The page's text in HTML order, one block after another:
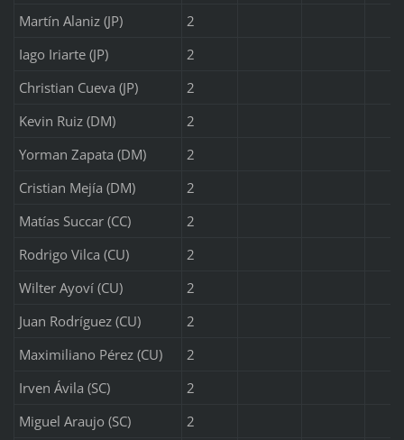
Martín Alaniz (JP)
2
Iago Iriarte (JP)
2
Christian Cueva (JP)
2
Kevin Ruiz (DM)
2
Yorman Zapata (DM)
2
Cristian Mejía (DM)
2
Matías Succar (CC)
2
Rodrigo Vilca (CU)
2
Wilter Ayoví (CU)
2
Juan Rodríguez (CU)
2
Maximiliano Pérez (CU)
2
Irven Ávila (SC)
2
Miguel Araujo (SC)
2